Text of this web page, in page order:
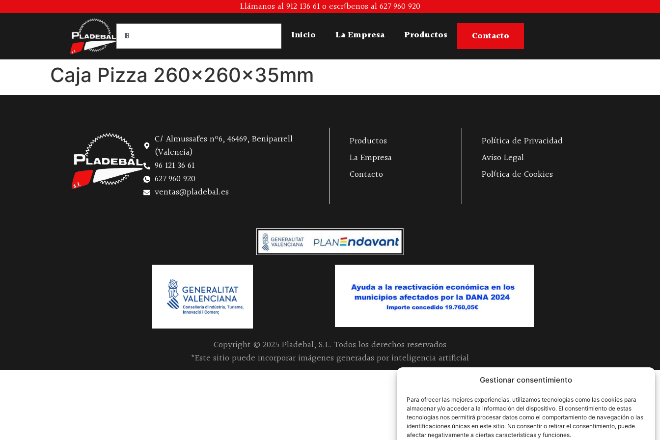
Gestionar consentimiento
Para ofrecer las mejores experiencias, utilizamos tecnologías como las cookies para
almacenar y/o acceder a la información del dispositivo. El consentimiento de estas
tecnologías nos permitirá procesar datos como el comportamiento de navegación o las
identificaciones únicas en este sitio. No consentir o retirar el consentimiento, puede
afectar negativamente a ciertas características y funciones.
Llámanos al 912 136 61 o escríbenos al 627 960 920
Inicio La Empresa Productos Contacto
Caja Pizza 260x260x35mm
C/ Almussafes nº6, 46469, Beniparrell
(Valencia)
96 121 36 61
627 960 920
ventas@pladebal.es
Productos
La Empresa
Contacto
Política de Privacidad
Aviso Legal
Política de Cookies
Copyright © 2025 Pladebal, S.L. Todos los derechos reservados
*Este sitio puede incorporar imágenes generadas por inteligencia artificial